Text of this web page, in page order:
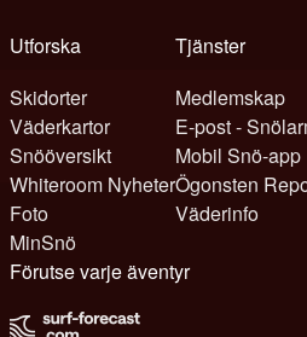
Utforska
Skidorter
Väderkartor
Snööversikt
Whiteroom Nyheter
Foto
MinSnö
Tjänster
Medlemskap
E-post -
Mobil Snö-app
Ögonsten
Väderinfo
Förutse varje äventyr